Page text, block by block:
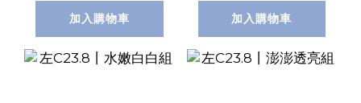
加入購物車 加入購物車